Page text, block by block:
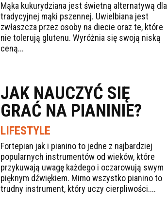
Mąka kukurydziana jest świetną alternatywą dla
tradycyjnej mąki pszennej. Uwielbiana jest
zwłaszcza przez osoby na diecie oraz te, które
nie tolerują glutenu. Wyróżnia się swoją niską
ceną...
JAK NAUCZYĆ SIĘ
GRAĆ NA PIANINIE?
LIFESTYLE
Fortepian jak i pianino to jedne z najbardziej
popularnych instrumentów od wieków, które
przykuwają uwagę każdego i oczarowują swym
pięknym dźwiękiem. Mimo wszystko pianino to
trudny instrument, który uczy cierpliwości....